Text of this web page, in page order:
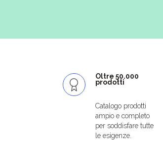
Oltre 50.000
prodotti
Catalogo prodotti
ampio e completo
per soddisfare tutte
le esigenze.